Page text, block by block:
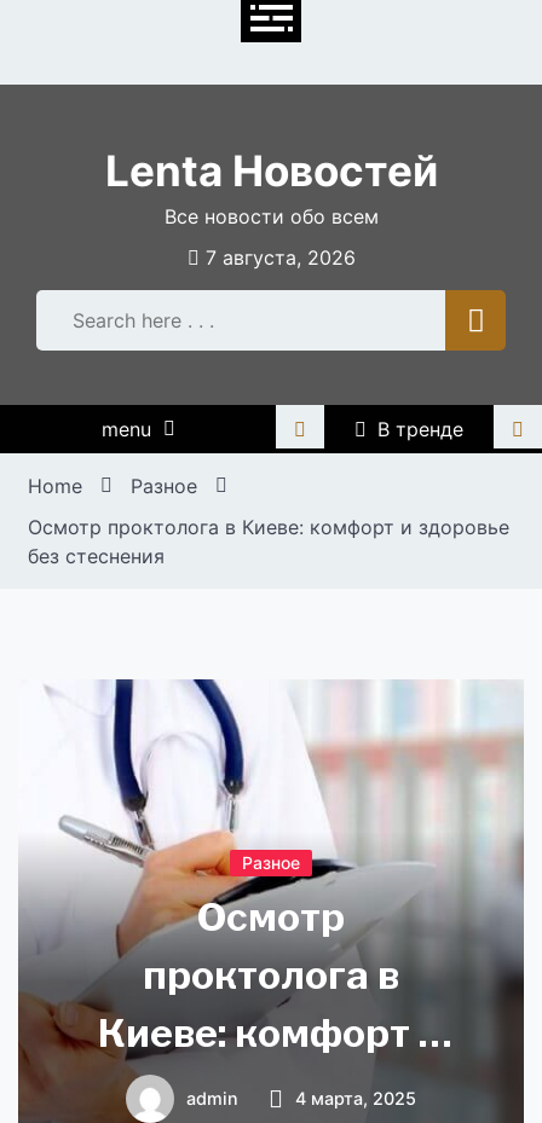
Lenta Новостей
Все новости обо всем
7 августа, 2026
menu В тренде
Home
Разное
Осмотр проктолога в Киеве: комфорт и здоровье
без стеснения
Разное
Осмотр
проктолога в
Киеве: комфорт и
здоровье без
admin 4 марта, 2025